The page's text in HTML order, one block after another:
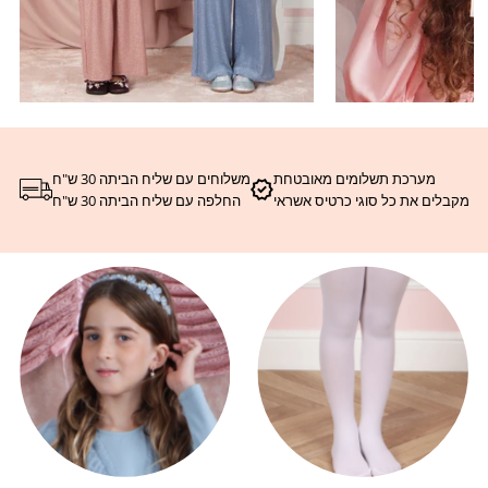
משלוחים עם שליח הביתה 30 ש"ח
החלפה עם שליח הביתה 30 ש"ח
מערכת תשלומים מאובטחת
מקבלים את כל סוגי כרטיס אשראי